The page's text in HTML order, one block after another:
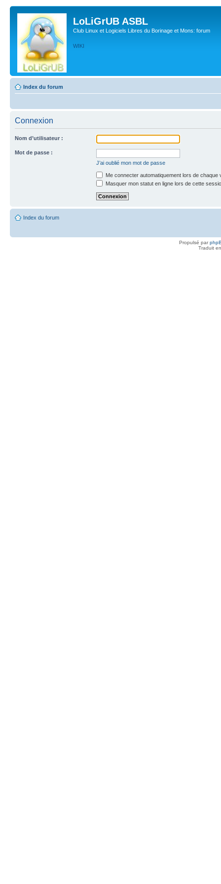
LoLiGrUB ASBL
Club Linux et Logiciels Libres du Borinage et Mons: forum
WIKI
Index du forum
Connexion
Nom d’utilisateur :
Mot de passe :
J’ai oublié mon mot de passe
Me connecter automatiquement lors de chaque
Masquer mon statut en ligne lors de cette
Index du forum
Propulsé par
Traduit